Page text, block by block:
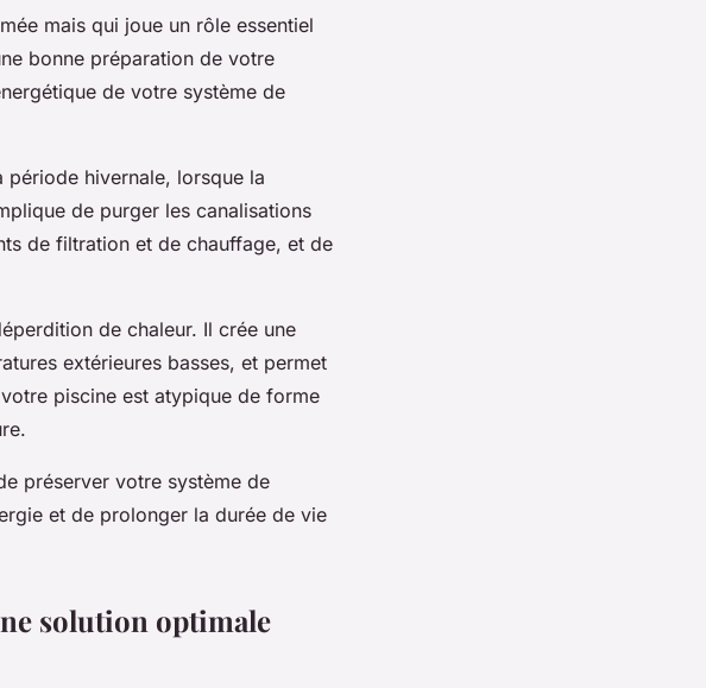
mais qui joue un rôle essentiel
bonne préparation de votre
de votre système de
période hivernale, lorsque la
de purger les canalisations
de filtration et de chauffage, et de
de chaleur. Il crée une
extérieures basses, et permet
piscine est atypique de forme
préserver votre système de
et de prolonger la durée de vie
solution optimale